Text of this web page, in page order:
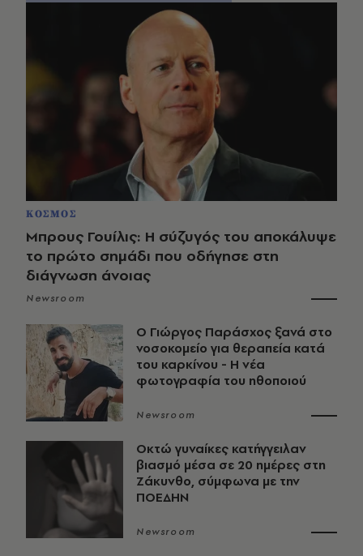
ΚΟΣΜΟΣ
Μπρους Γουίλις: Η σύζυγός του αποκάλυψε
το πρώτο σημάδι που οδήγησε στη
διάγνωση άνοιας
Newsroom
O Γιώργος Παράσχος ξανά στο
νοσοκομείο για θεραπεία κατά
του καρκίνου - Η νέα
φωτογραφία του ηθοποιού
Newsroom
Οκτώ γυναίκες κατήγγειλαν
βιασμό μέσα σε 20 ημέρες στη
Ζάκυνθο, σύμφωνα με την
ΠΟΕΔΗΝ
Newsroom